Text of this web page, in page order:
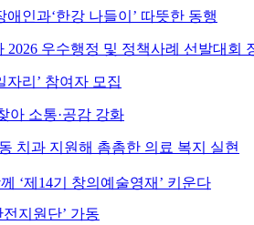
인과‘한강 나들이’ 따뜻한 동행
2026 우수행정 및 정책사례 선발대회
리’ 참여자 모집
아 소통·공감 강화
치과 지원해 촘촘한 의료 복지 실현
‘제14기 창의예술영재’ 키운다
지원단’ 가동